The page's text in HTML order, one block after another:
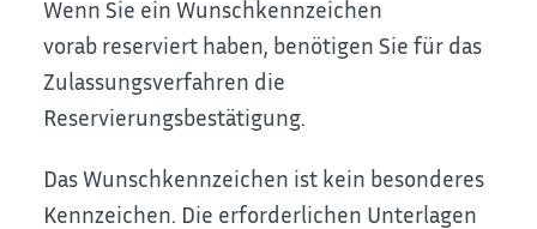
Wenn Sie ein Wunschkennzeichen
vorab reserviert haben, benötigen Sie für das
Zulassungsverfahren die
Reservierungsbestätigung.
Das Wunschkennzeichen ist kein besonderes
Kennzeichen. Die erforderlichen Unterlagen